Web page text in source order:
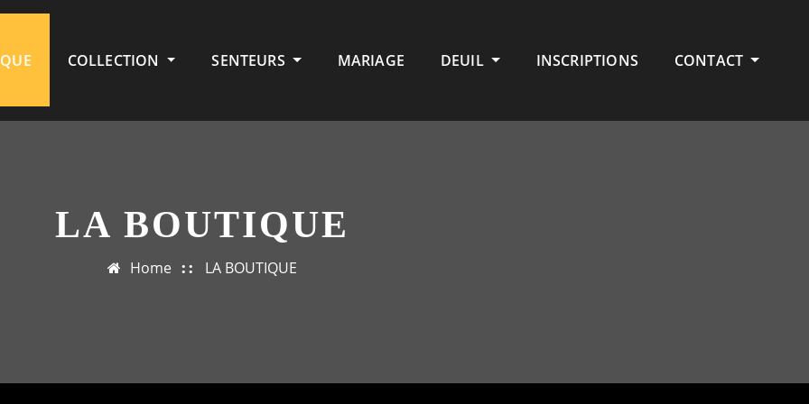
COLLECTION SENTEURS MARIAGE DEUIL INSCRIPTIONS CONTACT
LA BOUTIQUE
Home LA BOUTIQUE